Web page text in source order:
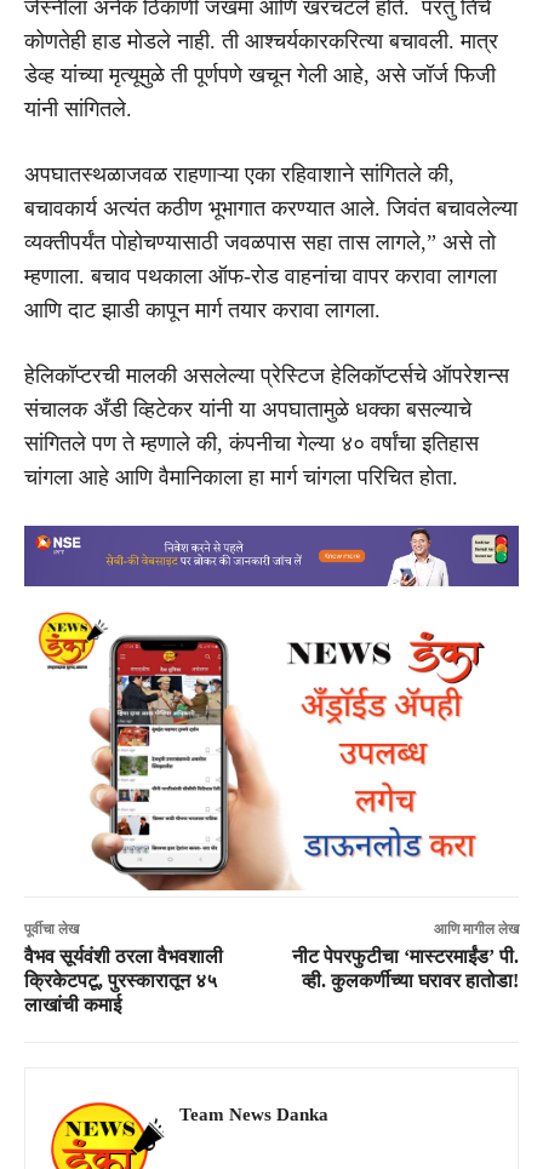
जेस्नीला अनेक ठिकाणी जखमा आणि खरचटले होते. परंतु तिचे
कोणतेही हाड मोडले नाही. ती आश्चर्यकारकरित्या बचावली. मात्र
डेव्ह यांच्या मृत्यूमुळे ती पूर्णपणे खचून गेली आहे, असे जॉर्ज फिजी
यांनी सांगितले.
अपघातस्थळाजवळ राहणाऱ्या एका रहिवाशाने सांगितले की,
बचावकार्य अत्यंत कठीण भूभागात करण्यात आले. जिवंत बचावलेल्या
व्यक्तीपर्यंत पोहोचण्यासाठी जवळपास सहा तास लागले,” असे तो
म्हणाला. बचाव पथकाला ऑफ-रोड वाहनांचा वापर करावा लागला
आणि दाट झाडी कापून मार्ग तयार करावा लागला.
हेलिकॉप्टरची मालकी असलेल्या प्रेस्टिज हेलिकॉप्टर्सचे ऑपरेशन्स
संचालक अँडी व्हिटेकर यांनी या अपघातामुळे धक्का बसल्याचे
सांगितले पण ते म्हणाले की, कंपनीचा गेल्या ४० वर्षांचा इतिहास
चांगला आहे आणि वैमानिकाला हा मार्ग चांगला परिचित होता.
पूर्वीचा लेख
वैभव सूर्यवंशी ठरला वैभवशाली
क्रिकेटपटू, पुरस्कारातून ४५
लाखांची कमाई
आणि मागील लेख
नीट पेपरफुटीचा ‘मास्टरमाईंड’ पी.
व्ही. कुलकर्णीच्या घरावर हातोडा!
Team News Danka